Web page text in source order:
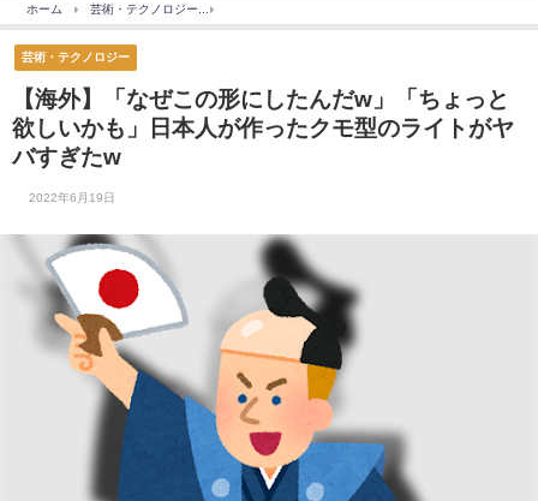
ホーム 芸術・テクノロジー
芸術・テクノロジー
【海外】「なぜこの形にしたんだw」「ちょっと
欲しいかも」日本人が作ったクモ型のライトがヤ
バすぎたw
2022年6月19日